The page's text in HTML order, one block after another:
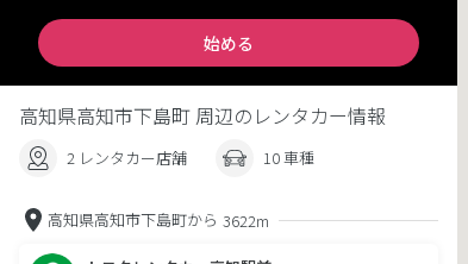
始める
高知県高知市下島町 周辺のレンタカー情報
2 レンタカー店舗 10 車種
高知県高知市下島町から 3622m